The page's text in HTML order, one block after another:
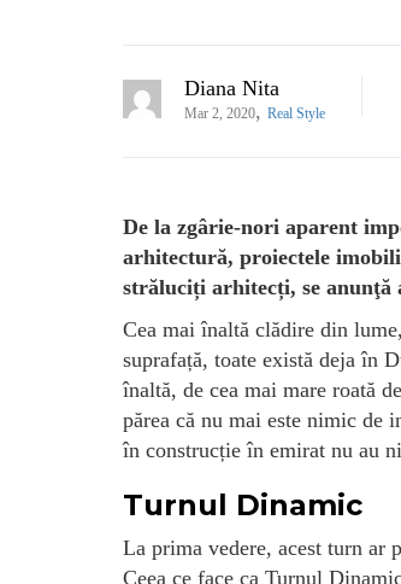
Diana Nita
Mar 2, 2020, Real Style
De la zgârie-nori aparent
arhitectură, proiectele
străluciți arhitecți, se anunţă
Cea mai înaltă clădire din
suprafață, toate există deja în
înaltă, de cea mai mare roată
părea că nu mai este nimic de
în construcție în emirat nu au
Turnul Dinamic
La prima vedere, acest turn ar
Ceea ce face ca Turnul